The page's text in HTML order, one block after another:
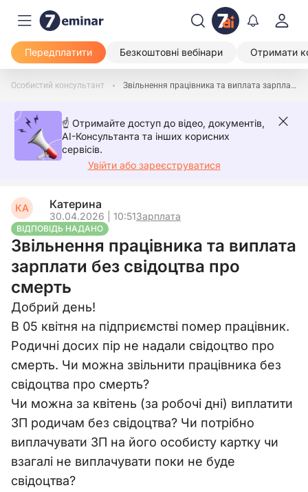
Передплатити Безкоштовні вебінари Отримати
Особистий консультант Звільнення працівника та виплата зарплати без свідоцтва про смерть
☝️ Отримайте доступ до відео, документів,
AI-Консультанта та інших корисних
сервісів.
Увійти або зареєструватися
КА Катерина
30.04.2026 | 10:51Зарплата
ВІДПОВІДЬ НАДАНО
Звільнення працівника та виплата
зарплати без свідоцтва про
смерть
Добрий день!
В 05 квітня на підприємстві помер працівник.
Родичні досих пір не надали свідоцтво про
смерть. Чи можна звільнити працівника без
свідоцтва про смерть?
Чи можна за квітень (за робочі дні) виплатити
ЗП родичам без свідоцтва? Чи потрібно
виплачувати ЗП на його особисту картку чи
взагалі не виплачувати поки не буде
свідоцтва?